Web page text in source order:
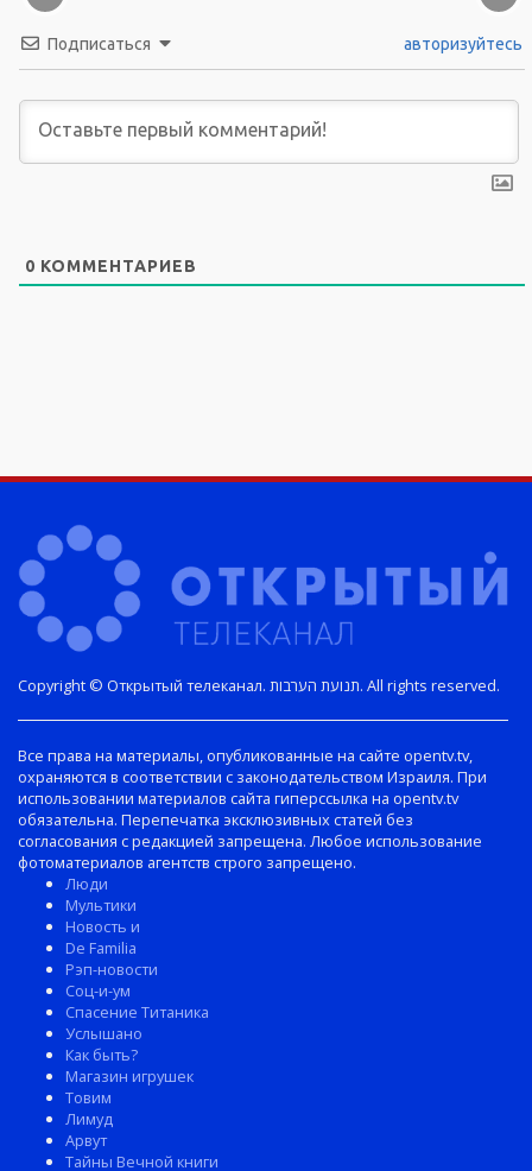
Подписаться авторизуйтесь
0 КОММЕНТАРИЕВ
Copyright © Открытый телеканал. תנועת הערבות. All rights reserved.
Все права на материалы, опубликованные на сайте opentv.tv,
охраняются в соответствии с законодательством Израиля. При
использовании материалов сайта гиперссылка на opentv.tv
обязательна. Перепечатка эксклюзивных статей без
согласования с редакцией запрещена. Любое использование
фотоматериалов агентств строго запрещено.
Люди
Мультики
Новость и
De Familia
Рэп-новости
Соц-и-ум
Спасение Титаника
Услышано
Как быть?
Магазин игрушек
Товим
Лимуд
Арвут
Тайны Вечной книги